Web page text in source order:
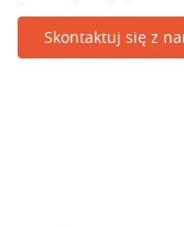
Skontaktuj się z